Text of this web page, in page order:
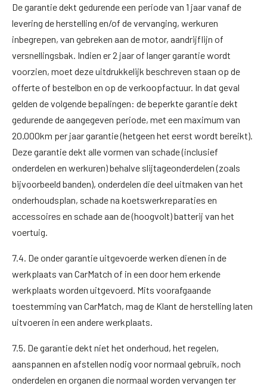
De garantie dekt gedurende een periode van 1 jaar vanaf de
levering de herstelling en/of de vervanging, werkuren
inbegrepen, van gebreken aan de motor, aandrijflijn of
versnellingsbak. Indien er 2 jaar of langer garantie wordt
voorzien, moet deze uitdrukkelijk beschreven staan op de
offerte of bestelbon en op de verkoopfactuur. In dat geval
gelden de volgende bepalingen: de beperkte garantie dekt
gedurende de aangegeven periode, met een maximum van
20.000km per jaar garantie (hetgeen het eerst wordt bereikt).
Deze garantie dekt alle vormen van schade (inclusief
onderdelen en werkuren) behalve slijtageonderdelen (zoals
bijvoorbeeld banden), onderdelen die deel uitmaken van het
onderhoudsplan, schade na koetswerkreparaties en
accessoires en schade aan de (hoogvolt) batterij van het
voertuig.
7.4. De onder garantie uitgevoerde werken dienen in de
werkplaats van CarMatch of in een door hem erkende
werkplaats worden uitgevoerd. Mits voorafgaande
toestemming van CarMatch, mag de Klant de herstelling laten
uitvoeren in een andere werkplaats.
7.5. De garantie dekt niet het onderhoud, het regelen,
aanspannen en afstellen nodig voor normaal gebruik, noch
onderdelen en organen die normaal worden vervangen ter